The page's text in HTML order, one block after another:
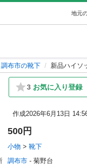
地元
調布市の靴下 新品ハイソ
3 お気に入り登録
作成2026年6月13日
500円
小物 > 靴下
調布市 - 菊野台